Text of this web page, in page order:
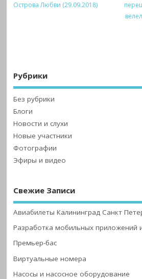
Острова Любви (29.09.2018)
Рубрики
Без рубрики
Блоги
Новости и слухи
Новые участники
Фотографии
Эфиры и видео
Свежие Записи
Авиабилеты Калининград Санкт
Разработка мобильных приложений
Премьер-бас
Виртуальные номера
Насосы и насосное оборудование